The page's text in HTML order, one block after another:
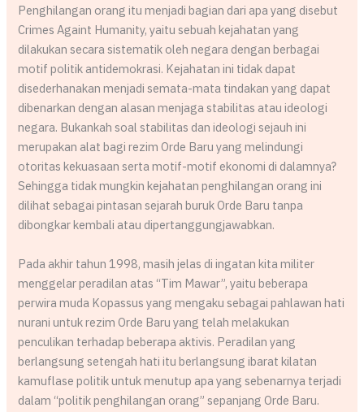
Penghilangan orang itu menjadi bagian dari apa yang disebut
Crimes Againt Humanity, yaitu sebuah kejahatan yang
dilakukan secara sistematik oleh negara dengan berbagai
motif politik antidemokrasi. Kejahatan ini tidak dapat
disederhanakan menjadi semata-mata tindakan yang dapat
dibenarkan dengan alasan menjaga stabilitas atau ideologi
negara. Bukankah soal stabilitas dan ideologi sejauh ini
merupakan alat bagi rezim Orde Baru yang melindungi
otoritas kekuasaan serta motif-motif ekonomi di dalamnya?
Sehingga tidak mungkin kejahatan penghilangan orang ini
dilihat sebagai pintasan sejarah buruk Orde Baru tanpa
dibongkar kembali atau dipertanggungjawabkan.
Pada akhir tahun 1998, masih jelas di ingatan kita militer
menggelar peradilan atas “Tim Mawar”, yaitu beberapa
perwira muda Kopassus yang mengaku sebagai pahlawan hati
nurani untuk rezim Orde Baru yang telah melakukan
penculikan terhadap beberapa aktivis. Peradilan yang
berlangsung setengah hati itu berlangsung ibarat kilatan
kamuflase politik untuk menutup apa yang sebenarnya terjadi
dalam “politik penghilangan orang” sepanjang Orde Baru.